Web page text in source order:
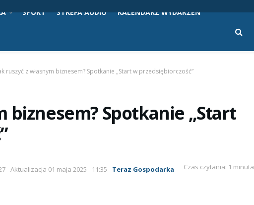
SPORT STREFA AUDIO KALENDARZ WYDARZEŃ
ruszyć z własnym biznesem? Spotkanie „Start w przedsiębiorczość”
biznesem? Spotkanie „Start
- Aktualizacja 01 maja 2025 - 11:35 Teraz Gospodarka Czas czytania: 1 minuta